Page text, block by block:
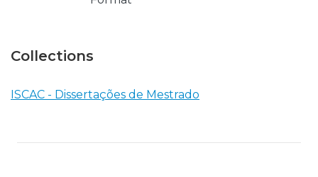
Collections
ISCAC - Dissertações de Mestrado